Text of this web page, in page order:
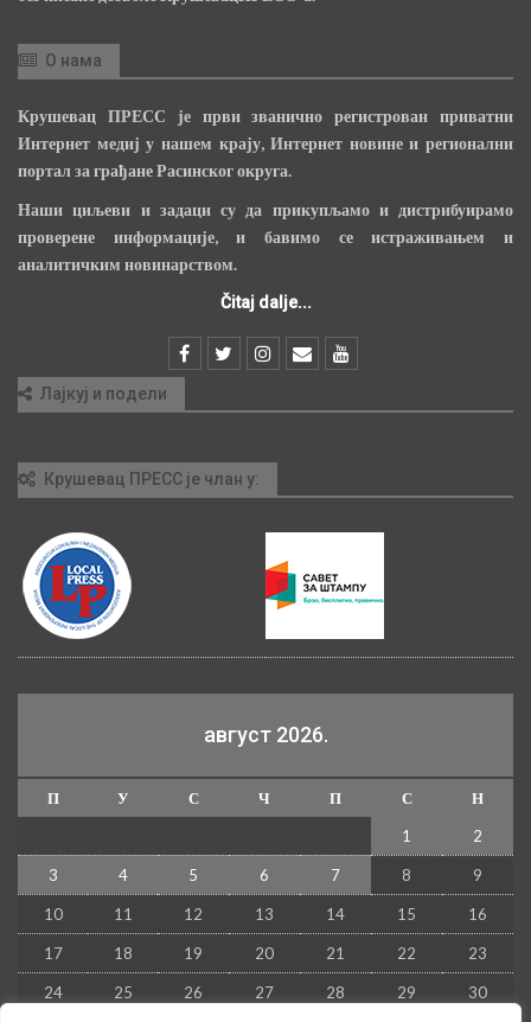
О нама
Крушевац ПРЕСС је први званично регистрован приватни
Интернет медиј у нашем крају, Интернет новине и регионални
портал за грађане Расинског округа.
Наши циљеви и задаци су да прикупљамо и дистрибуирамо
проверене информације, и бавимо се истраживањем и
аналитичким новинарством.
Čitaj dalje...
Лајкуј и подели
Крушевац ПРЕСС је члан у:
август 2026.
П У С Ч П С
Н
1
2
3 4 5 6 7 8 9
10 11 12 13 14 15 16
17 18 19 20 21 22 23
24 25 26 27 28 29 30